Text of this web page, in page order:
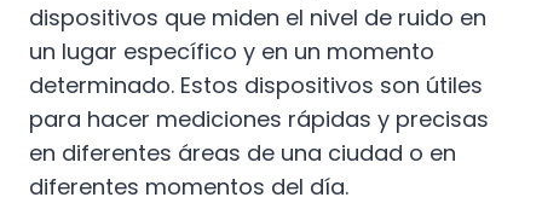
dispositivos que miden el nivel de ruido en
un lugar específico y en un momento
determinado. Estos dispositivos son útiles
para hacer mediciones rápidas y precisas
en diferentes áreas de una ciudad o en
diferentes momentos del día.